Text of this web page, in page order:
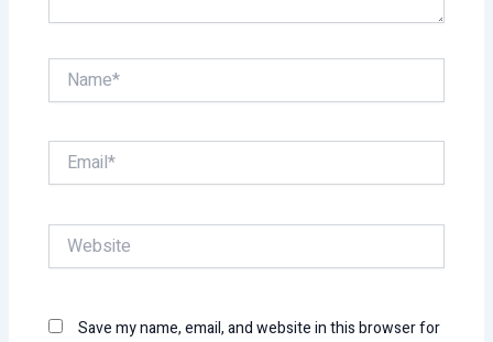
Name*
Email*
Website
Save my name, email, and website in this browser for